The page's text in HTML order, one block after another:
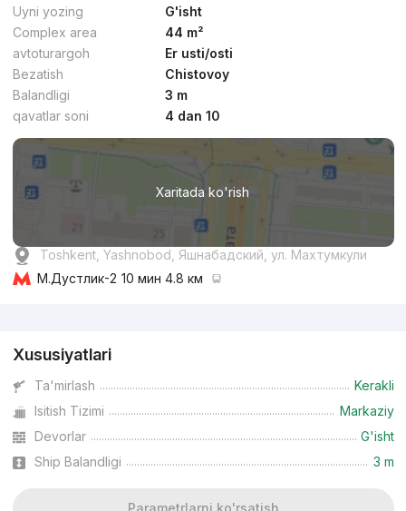
Uyni yozing
G'isht
Complex area
44 m²
avtoturargoh
Er usti/osti
Bezatish
Chistovoy
Balandligi
3 m
qavatlar soni
4 dan 10
Xaritada ko'rish
Toshkent, Yashnobod, Яшнабадский, ул. Махтумкули
М.Дустлик-2 10 мин 4.8 км
Xususiyatlari
Ta'mirlash
Kerakli
Isitish Tizimi
Markaziy
Devorlar
G'isht
Ship Balandligi
3 m
Parametrlarni ko'rsatish